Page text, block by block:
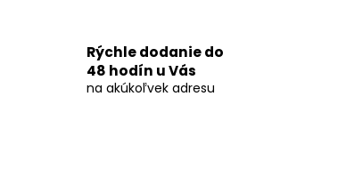
Rýchle dodanie do
48 hodín u Vás
na akúkoľvek adresu